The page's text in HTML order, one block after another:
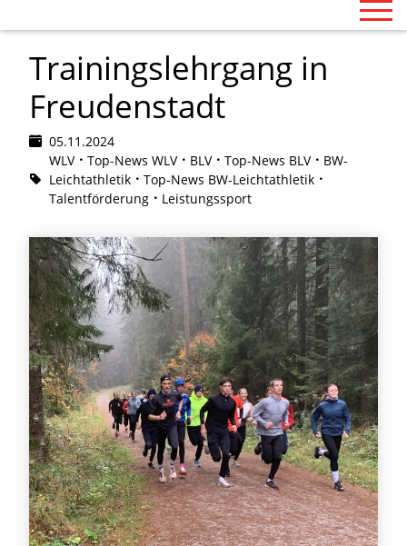
Trainingslehrgang in
Freudenstadt
05.11.2024
WLV
Top-News WLV BLV Top-News BLV
BW-
Leichtathletik
Top-News BW-Leichtathletik
Talentförderung
Leistungssport